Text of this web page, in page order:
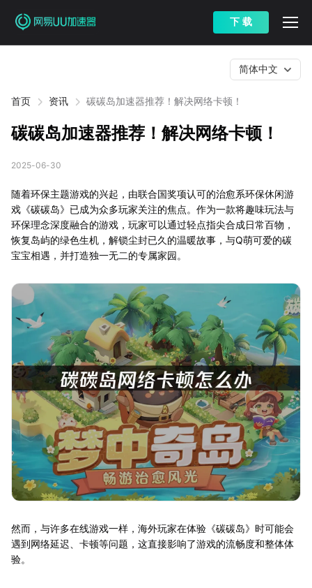
下 载
首页 资讯 碳碳岛加速器推荐！解决网络卡顿！
简体中文
碳碳岛加速器推荐！解决网络卡顿！
2025-06-30
随着环保主题游戏的兴起，由联合国奖项认可的治愈系环保休闲游
戏《碳碳岛》已成为众多玩家关注的焦点。作为一款将趣味玩法与
环保理念深度融合的游戏，玩家可以通过轻点指尖合成日常百物，
恢复岛屿的绿色生机，解锁尘封已久的温暖故事，与Q萌可爱的碳
宝宝相遇，并打造独一无二的专属家园。
然而，与许多在线游戏一样，海外玩家在体验《碳碳岛》时可能会
遇到网络延迟、卡顿等问题，这直接影响了游戏的流畅度和整体体
验。